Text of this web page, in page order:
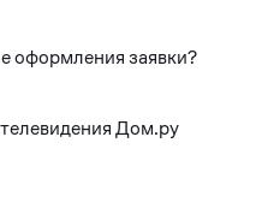
оформления заявки?
Дом.ру